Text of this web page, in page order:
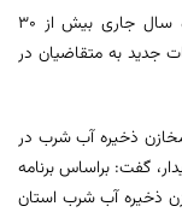
، مهدی دوستی اعلام کرد: همچنین در چهار ماه سال جاری بیش از ۳۰
جدید به متقاضیان در
ذخیره آب شرب در
گفت: براساس برنامه
مخازن ذخیره آب شرب استان